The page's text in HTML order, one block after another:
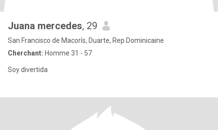
Juana mercedes, 29
San Francisco de Macorís, Duarte, Rep.Dominicaine
Cherchant: Homme 31 - 57
Soy divertida